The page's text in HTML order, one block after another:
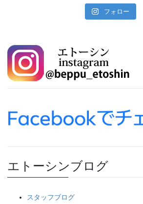
フォロー
エトーシンブログ
スタッフブログ